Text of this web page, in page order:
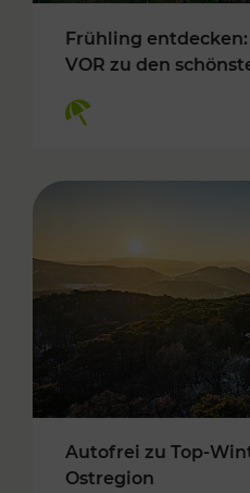
Frühling
VOR zu den
Autofrei zu Top-
Ostregion